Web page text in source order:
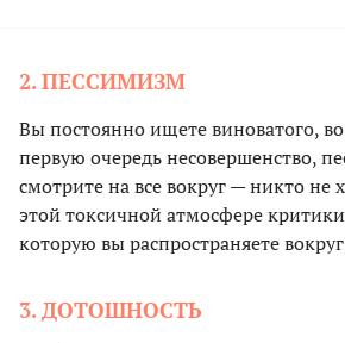
2. ПЕССИМИЗМ
Вы постоянно ищете виноватого,
первую очередь несовершенство,
смотрите на все вокруг — никто не
этой токсичной атмосфере
которую вы распространяете
3. ДОТОШНОСТЬ